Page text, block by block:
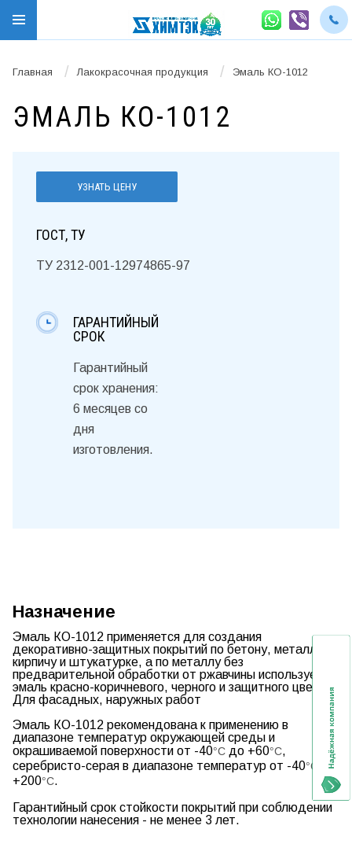
Главная / Лакокрасочная продукция / Эмаль КО-1012
ЭМАЛЬ КО-1012
УЗНАТЬ ЦЕНУ
ГОСТ, ТУ
ТУ 2312-001-12974865-97
ГАРАНТИЙНЫЙ
СРОК
Гарантийный
срок хранения:
6 месяцев со
дня
изготовления.
Назначение
Эмаль КО-1012 применяется для создания
декоративно-защитных покрытий по бетону, металлу,
кирпичу и штукатурке, а по металлу без
предварительной обработки от ржавчины используется
эмаль красно-коричневого, черного и защитного цвета.
Для фасадных, наружных работ
Эмаль КО-1012 рекомендована к применению в
диапазоне температур окружающей среды и
окрашиваемой поверхности от -40°C до +60°C,
серебристо-серая в диапазоне температур от -40°C
до
+200°C.
Гарантийный срок стойкости покрытий при соблюдении
технологии нанесения - не менее 3 лет.